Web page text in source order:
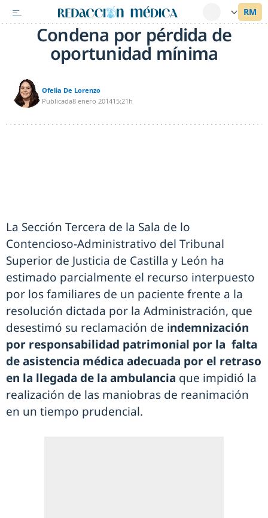
Condena por pérdida de
oportunidad mínima
Ofelia De Lorenzo
Publicada8 enero 201415:21h
La Sección Tercera de la Sala de lo
Contencioso-Administrativo del Tribunal
Superior de Justicia de Castilla y León ha
estimado parcialmente el recurso interpuesto
por los familiares de un paciente frente a la
resolución dictada por la Administración, que
desestimó su reclamación de indemnización
por responsabilidad patrimonial por la falta
de asistencia médica adecuada por el retraso
en la llegada de la ambulancia que impidió la
realización de las maniobras de reanimación
en un tiempo prudencial.